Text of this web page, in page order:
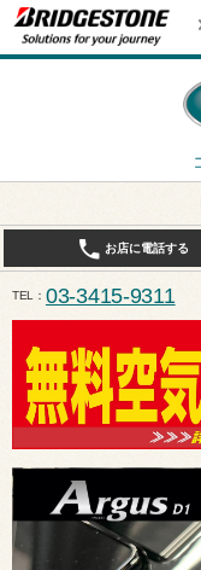
お店に電話する
TEL 03-3415-9311
平日10:30〜19:00 作業受付終了